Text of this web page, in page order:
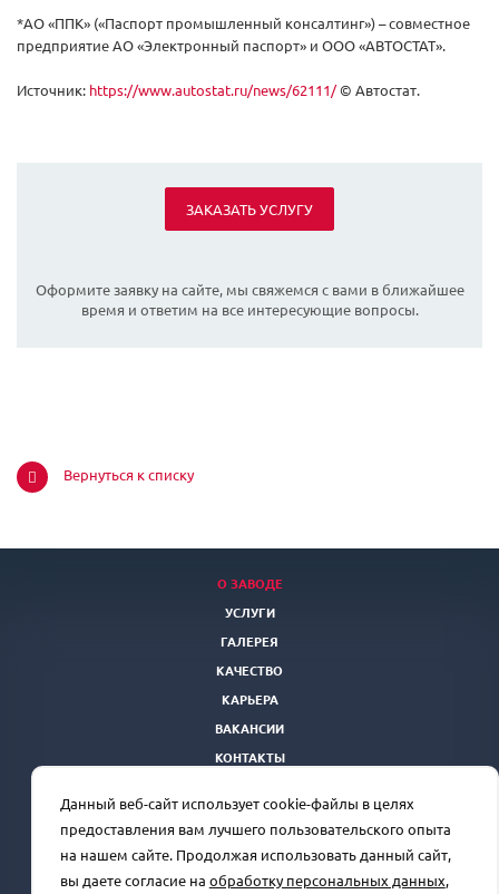
*АО «ППК» («Паспорт промышленный консалтинг») – совместное
предприятие АО «Электронный паспорт» и ООО «АВТОСТАТ».
Источник: https://www.autostat.ru/news/62111/© Автостат.
ЗАКАЗАТЬ УСЛУГУ
Оформите заявку на сайте, мы свяжемся с вами в ближайшее
время и ответим на все интересующие вопросы.
Вернуться к списку
О ЗАВОДЕ
УСЛУГИ
ГАЛЕРЕЯ
КАЧЕСТВО
КАРЬЕРА
ВАКАНСИИ
КОНТАКТЫ
Отдел продаж+7(863) 250-39-24 rprz@oaorsm.ru
Данный веб-сайт использует cookie-файлы в целях
предоставления вам лучшего пользовательского опыта
на нашем сайте. Продолжая использовать данный сайт,
вы даете согласие на обработку персональных данных,